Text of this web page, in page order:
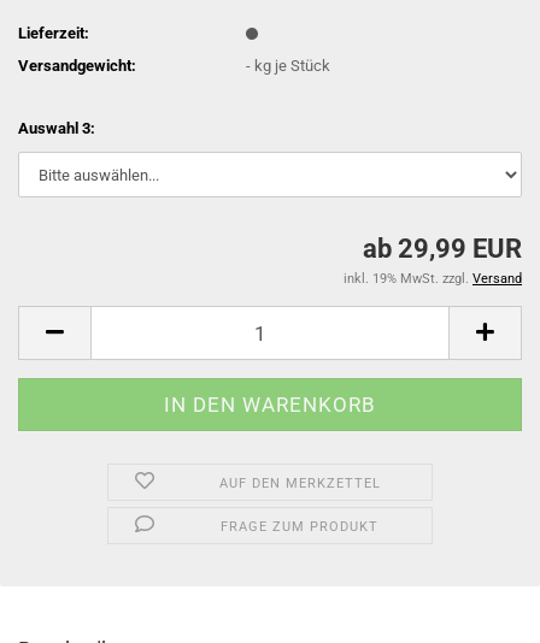
Lieferzeit:
Versandgewicht:
- kg je Stück
Auswahl 3:
ab 29,99 EUR
inkl. 19% MwSt. zzgl. Versand
AUF DEN MERKZETTEL
FRAGE ZUM PRODUKT